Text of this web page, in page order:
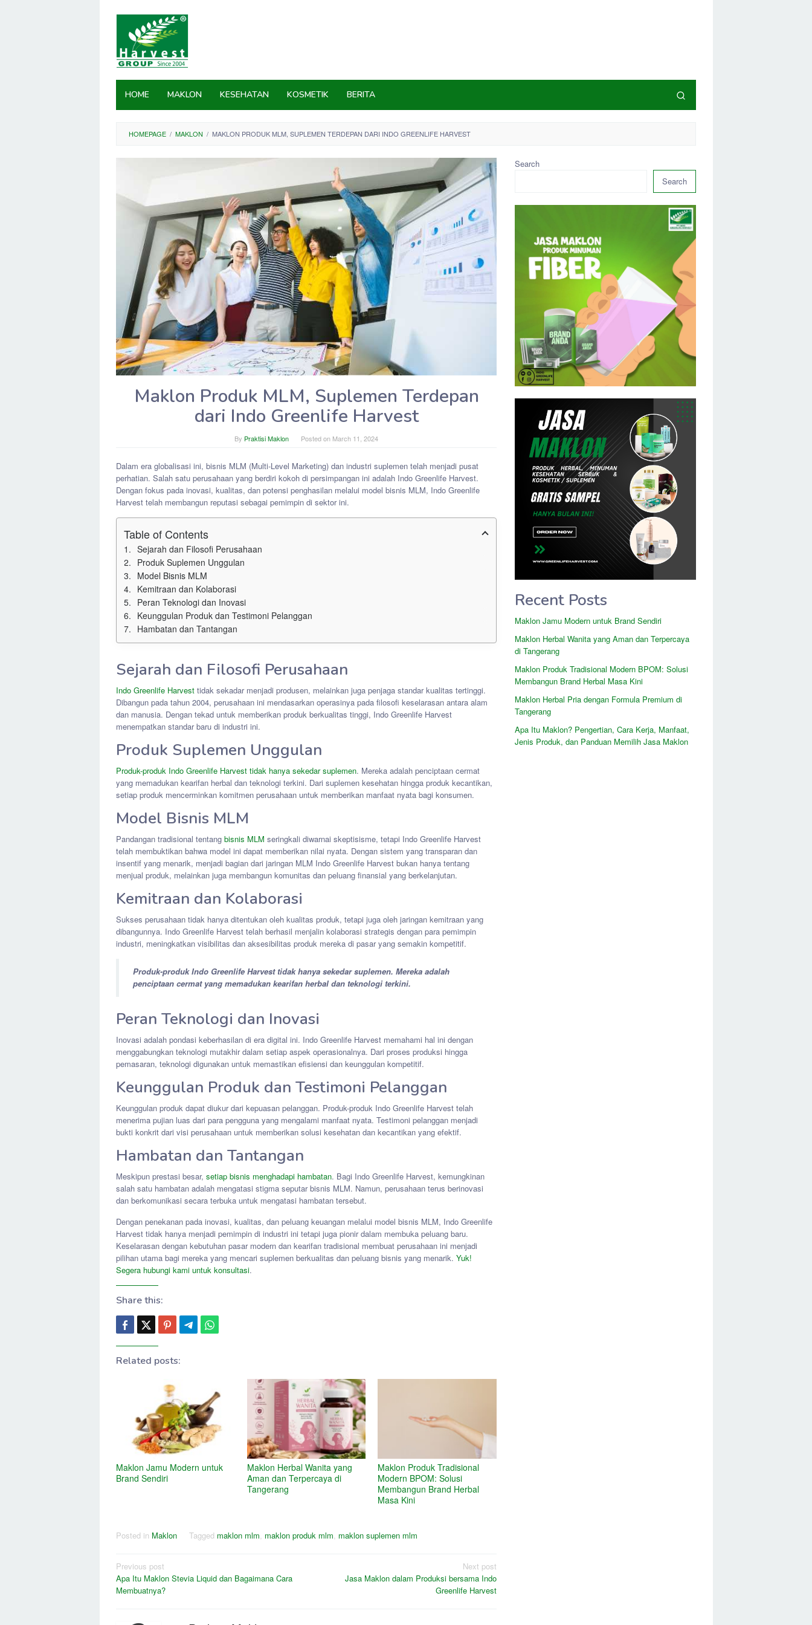
HOME MAKLON KESEHATAN KOSMETIK BERITA
HOMEPAGE / MAKLON / MAKLON PRODUK MLM, SUPLEMEN TERDEPAN DARI INDO GREENLIFE HARVEST
Maklon Produk MLM, Suplemen Terdepan
dari Indo Greenlife Harvest
By Praktisi Maklon Posted on March 11, 2024
Dalam era globalisasi ini, bisnis MLM (Multi-Level Marketing) dan industri suplemen telah menjadi pusat
perhatian. Salah satu perusahaan yang berdiri kokoh di persimpangan ini adalah Indo Greenlife Harvest.
Dengan fokus pada inovasi, kualitas, dan potensi penghasilan melalui model bisnis MLM, Indo Greenlife
Harvest telah membangun reputasi sebagai pemimpin di sektor ini.
Table of Contents
Sejarah dan Filosofi Perusahaan
Produk Suplemen Unggulan
Model Bisnis MLM
Kemitraan dan Kolaborasi
Peran Teknologi dan Inovasi
Keunggulan Produk dan Testimoni Pelanggan
Hambatan dan Tantangan
Sejarah dan Filosofi Perusahaan
Indo Greenlife Harvest tidak sekadar menjadi produsen, melainkan juga penjaga standar kualitas tertinggi.
Dibangun pada tahun 2004, perusahaan ini mendasarkan operasinya pada filosofi keselarasan antara alam
dan manusia. Dengan tekad untuk memberikan produk berkualitas tinggi, Indo Greenlife Harvest
menempatkan standar baru di industri ini.
Produk Suplemen Unggulan
Produk-produk Indo Greenlife Harvest tidak hanya sekedar suplemen. Mereka adalah penciptaan cermat
yang memadukan kearifan herbal dan teknologi terkini. Dari suplemen kesehatan hingga produk kecantikan,
setiap produk mencerminkan komitmen perusahaan untuk memberikan manfaat nyata bagi konsumen.
Model Bisnis MLM
Pandangan tradisional tentang bisnis MLM seringkali diwarnai skeptisisme, tetapi Indo Greenlife Harvest
telah membuktikan bahwa model ini dapat memberikan nilai nyata. Dengan sistem yang transparan dan
insentif yang menarik, menjadi bagian dari jaringan MLM Indo Greenlife Harvest bukan hanya tentang
menjual produk, melainkan juga membangun komunitas dan peluang finansial yang berkelanjutan.
Kemitraan dan Kolaborasi
Sukses perusahaan tidak hanya ditentukan oleh kualitas produk, tetapi juga oleh jaringan kemitraan yang
dibangunnya. Indo Greenlife Harvest telah berhasil menjalin kolaborasi strategis dengan para pemimpin
industri, meningkatkan visibilitas dan aksesibilitas produk mereka di pasar yang semakin kompetitif.
Produk-produk Indo Greenlife Harvest tidak hanya sekedar suplemen. Mereka adalah
penciptaan cermat yang memadukan kearifan herbal dan teknologi terkini.
Peran Teknologi dan Inovasi
Inovasi adalah pondasi keberhasilan di era digital ini. Indo Greenlife Harvest memahami hal ini dengan
menggabungkan teknologi mutakhir dalam setiap aspek operasionalnya. Dari proses produksi hingga
pemasaran, teknologi digunakan untuk memastikan efisiensi dan keunggulan kompetitif.
Keunggulan Produk dan Testimoni Pelanggan
Keunggulan produk dapat diukur dari kepuasan pelanggan. Produk-produk Indo Greenlife Harvest telah
menerima pujian luas dari para pengguna yang mengalami manfaat nyata. Testimoni pelanggan menjadi
bukti konkrit dari visi perusahaan untuk memberikan solusi kesehatan dan kecantikan yang efektif.
Hambatan dan Tantangan
Meskipun prestasi besar, setiap bisnis menghadapi hambatan. Bagi Indo Greenlife Harvest, kemungkinan
salah satu hambatan adalah mengatasi stigma seputar bisnis MLM. Namun, perusahaan terus berinovasi
dan berkomunikasi secara terbuka untuk mengatasi hambatan tersebut.
Dengan penekanan pada inovasi, kualitas, dan peluang keuangan melalui model bisnis MLM, Indo Greenlife
Harvest tidak hanya menjadi pemimpin di industri ini tetapi juga pionir dalam membuka peluang baru.
Keselarasan dengan kebutuhan pasar modern dan kearifan tradisional membuat perusahaan ini menjadi
pilihan utama bagi mereka yang mencari suplemen berkualitas dan peluang bisnis yang menarik. Yuk!
Segera hubungi kami untuk konsultasi.
Share this:
Related posts:
Maklon Jamu Modern untuk
Brand Sendiri
Maklon Herbal Wanita yang
Aman dan Terpercaya di
Tangerang
Maklon Produk Tradisional
Modern BPOM: Solusi
Membangun Brand Herbal
Masa Kini
Posted in Maklon Tagged maklon mlm, maklon produk mlm, maklon suplemen mlm
Post
navigation
Previous post
Apa Itu Maklon Stevia Liquid dan Bagaimana Cara
Membuatnya?
Next post
Jasa Maklon dalam Produksi bersama Indo
Greenlife Harvest
Search
Search
Recent Posts
Maklon Jamu Modern untuk Brand Sendiri
Maklon Herbal Wanita yang Aman dan Terpercaya
di Tangerang
Maklon Produk Tradisional Modern BPOM: Solusi
Membangun Brand Herbal Masa Kini
Maklon Herbal Pria dengan Formula Premium di
Tangerang
Apa Itu Maklon? Pengertian, Cara Kerja, Manfaat,
Jenis Produk, dan Panduan Memilih Jasa Maklon